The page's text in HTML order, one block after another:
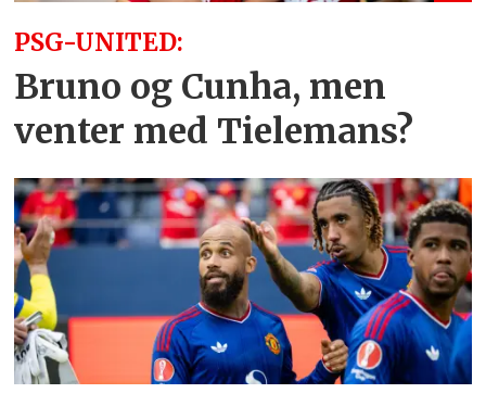
PSG-UNITED:
Bruno og Cunha, men
venter med Tielemans?